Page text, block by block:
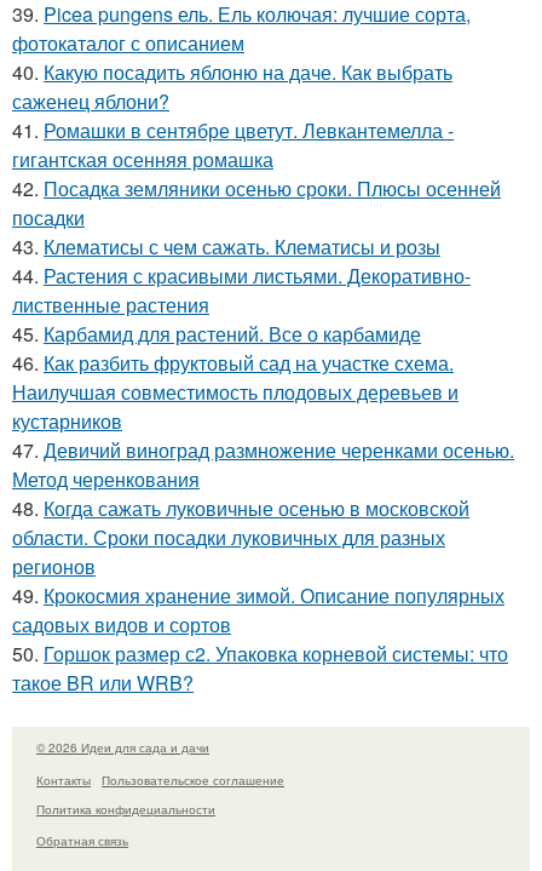
39. Picea pungens ель. Ель колючая: лучшие сорта,
фотокаталог с описанием
40. Какую посадить яблоню на даче. Как выбрать
саженец яблони?
41. Ромашки в сентябре цветут. Левкантемелла -
гигантская осенняя ромашка
42. Посадка земляники осенью сроки. Плюсы осенней
посадки
43. Клематисы с чем сажать. Клематисы и розы
44. Растения с красивыми листьями. Декоративно-
лиственные растения
45. Карбамид для растений. Все о карбамиде
46. Как разбить фруктовый сад на участке схема.
Наилучшая совместимость плодовых деревьев и
кустарников
47. Девичий виноград размножение черенками осенью.
Метод черенкования
48. Когда сажать луковичные осенью в московской
области. Сроки посадки луковичных для разных
регионов
49. Крокосмия хранение зимой. Описание популярных
садовых видов и сортов
50. Горшок размер с2. Упаковка корневой системы: что
такое BR или WRB?
© 2026 Идеи для сада и дачи
Контакты
Пользовательское соглашение
Политика конфидециальности
Обратная связь